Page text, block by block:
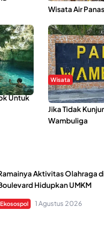
Wisata Air
Untuk
Wisata
Berkunjung Ke
Jika Tidak
Wambuliga
Aktivitas Olahraga
Hidupkan UMKM
Ekosospol 1 Agustus 2026